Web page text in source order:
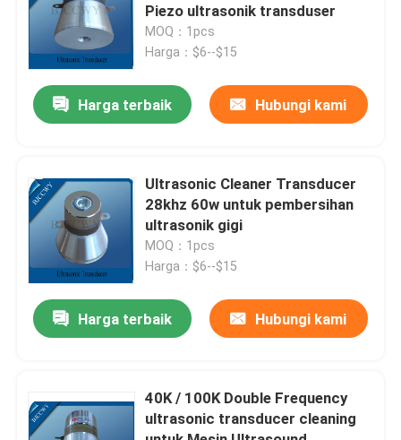
Tentang kami
Tur Pabrik
Hubungi kami
Permintaan Penawaran
Ultrasonic Transducer pembersihan
Multi frekuensi Ultrasonic Transducer
Piezo ultrasonik transduser
MOQ：1pcs
Harga：$6--$15
Harga terbaik Hubungi kami
Ultrasonic Cleaner Transducer
28khz 60w untuk pembersihan
ultrasonik gigi
MOQ：1pcs
Harga：$6--$15
Harga terbaik Hubungi kami
40K / 100K Double Frequency
ultrasonic transducer cleaning